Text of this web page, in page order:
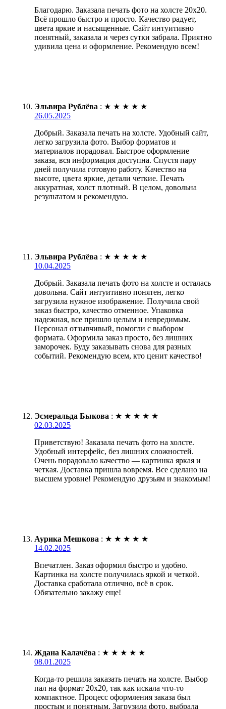
Благодарю. Заказала печать фото на холсте 20х20.
Всё прошло быстро и просто. Качество радует,
цвета яркие и насыщенные. Сайт интуитивно
понятный, заказала и через сутки забрала. Приятно
удивила цена и оформление. Рекомендую всем!
Эльвира Рублёва : ★ ★ ★ ★ ★
26.05.2025
Добрый. Заказала печать на холсте. Удобный сайт,
легко загрузила фото. Выбор форматов и
материалов порадовал. Быстрое оформление
заказа, вся информация доступна. Спустя пару
дней получила готовую работу. Качество на
высоте, цвета яркие, детали четкие. Печать
аккуратная, холст плотный. В целом, довольна
результатом и рекомендую.
Эльвира Рублёва : ★ ★ ★ ★ ★
10.04.2025
Добрый. Заказала печать фото на холсте и осталась
довольна. Сайт интуитивно понятен, легко
загрузила нужное изображение. Получила свой
заказ быстро, качество отменное. Упаковка
надежная, все пришло целым и невредимым.
Персонал отзывчивый, помогли с выбором
формата. Оформила заказ просто, без лишних
заморочек. Буду заказывать снова для разных
событий. Рекомендую всем, кто ценит качество!
Эсмеральда Быкова : ★ ★ ★ ★ ★
02.03.2025
Приветствую! Заказала печать фото на холсте.
Удобный интерфейс, без лишних сложностей.
Очень порадовало качество — картинка яркая и
четкая. Доставка пришла вовремя. Все сделано на
высшем уровне! Рекомендую друзьям и знакомым!
Аурика Мешкова : ★ ★ ★ ★ ★
14.02.2025
Впечатлен. Заказ оформил быстро и удобно.
Картинка на холсте получилась яркой и четкой.
Доставка сработала отлично, всё в срок.
Обязательно закажу еще!
Ждана Калачёва : ★ ★ ★ ★ ★
08.01.2025
Когда-то решила заказать печать на холсте. Выбор
пал на формат 20х20, так как искала что-то
компактное. Процесс оформления заказа был
простым и понятным. Загрузила фото, выбрала